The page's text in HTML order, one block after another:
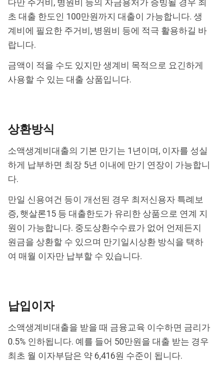
다만 주거비, 병원비 등의 자금용처가 증빙될 경우 최
초 대출 한도인 100만원까지 대출이 가능합니다. 생
계비에 필요한 주거비, 병원비 등에 적극 활용하길 바
랍니다.
금액이 적을 수도 있지만 생계비 목적으로 요긴하게
사용할 수 있는 대출 상품입니다.
상환방식
소액생계비대출의 기본 만기는 1년이며, 이자를 성실
하게 납부하면 최장 5년 이내에 만기 연장이 가능합니
다.
만일 신용여건 등이 개선된 경우 최저신용자 특례보
증, 햇살론15 등 대출한도가 유리한 상품으로 연계 지
원이 가능합니다. 중도상환수수료가 없어 언제든지
원금을 상환할 수 있으며 만기일시상환 방식을 택하
여 매월 이자만 납부할 수 있습니다.
납입이자
소액생계비대출을 받을 때 금융교육 이수하면 금리가
0.5% 인하됩니다. 예를 들어 50만원을 대출 받는 경우
최초 월 이자부담은 약 6,416원 수준이 됩니다.